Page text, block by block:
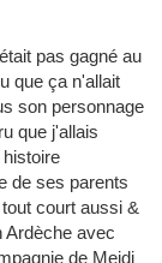
pas gagné au
que ça n'allait
son personnage
que j'allais
de ses parents
court aussi &
Ardèche avec
de Mejdi